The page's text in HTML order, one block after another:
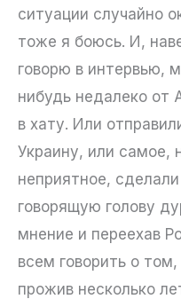
ситуации случайно
тоже я боюсь. И,
говорю в интервью,
нибудь недалеко от
в хату. Или
Украину, или самое,
неприятное,
говорящую голову
мнение и переехав
всем говорить о
прожив несколько